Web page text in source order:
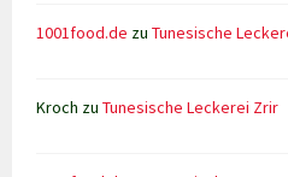
1001food.de zuTunesische
Kroch zuTunesische Leckerei Zrir